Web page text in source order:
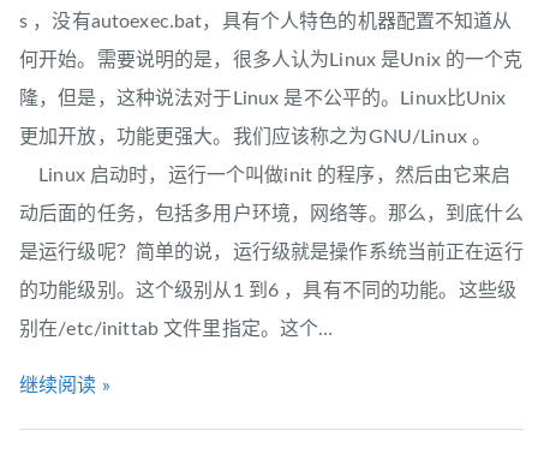
s ，没有autoexec.bat，具有个人特色的机器配置不知道从
何开始。需要说明的是，很多人认为Linux 是Unix 的一个克
隆，但是，这种说法对于Linux 是不公平的。Linux比Unix
更加开放，功能更强大。我们应该称之为GNU/Linux 。
Linux 启动时，运行一个叫做init 的程序，然后由它来启
动后面的任务，包括多用户环境，网络等。那么，到底什么
是运行级呢？简单的说，运行级就是操作系统当前正在运行
的功能级别。这个级别从1 到6 ，具有不同的功能。这些级
别在/etc/inittab 文件里指定。这个…
继续阅读 »